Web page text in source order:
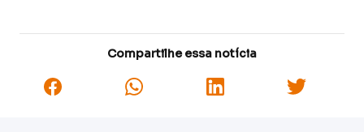
Compartilhe essa notícia